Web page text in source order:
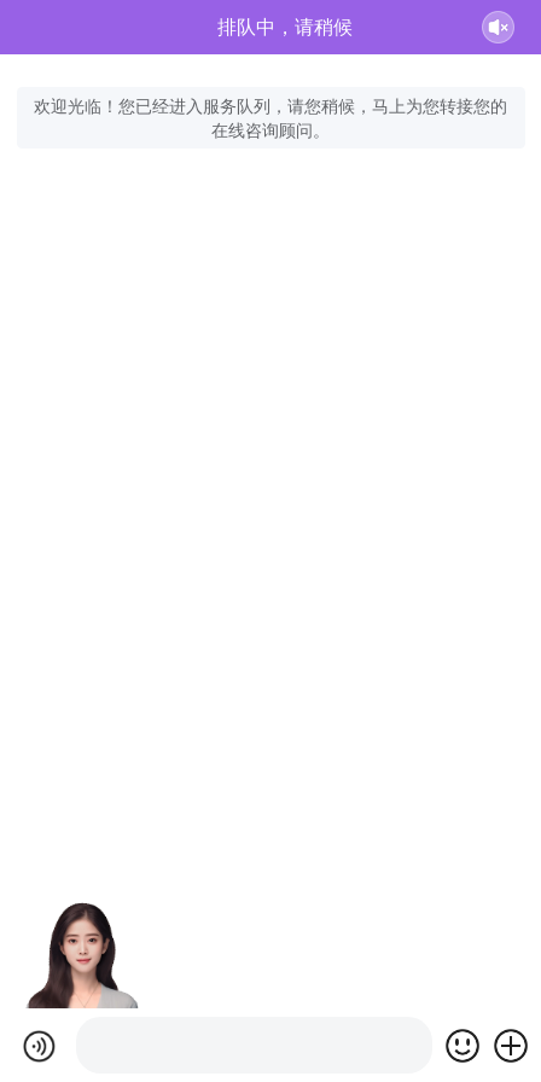
排队中，请稍候
欢迎光临！您已经进入服务队列，请您稍候，马上为您转接您的
在线咨询顾问。